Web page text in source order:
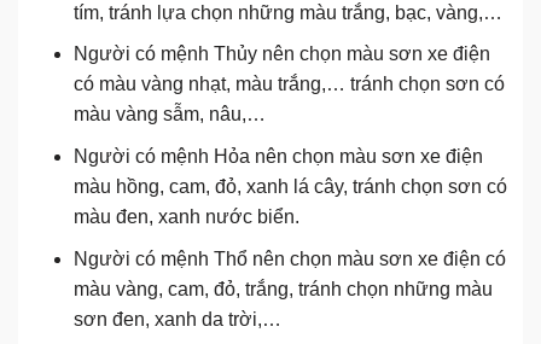
tím, tránh lựa chọn những màu trắng, bạc, vàng,…
Người có mệnh Thủy nên chọn màu sơn xe điện
có màu vàng nhạt, màu trắng,… tránh chọn sơn có
màu vàng sẫm, nâu,…
Người có mệnh Hỏa nên chọn màu sơn xe điện
màu hồng, cam, đỏ, xanh lá cây, tránh chọn sơn có
màu đen, xanh nước biển.
Người có mệnh Thổ nên chọn màu sơn xe điện có
màu vàng, cam, đỏ, trắng, tránh chọn những màu
sơn đen, xanh da trời,…